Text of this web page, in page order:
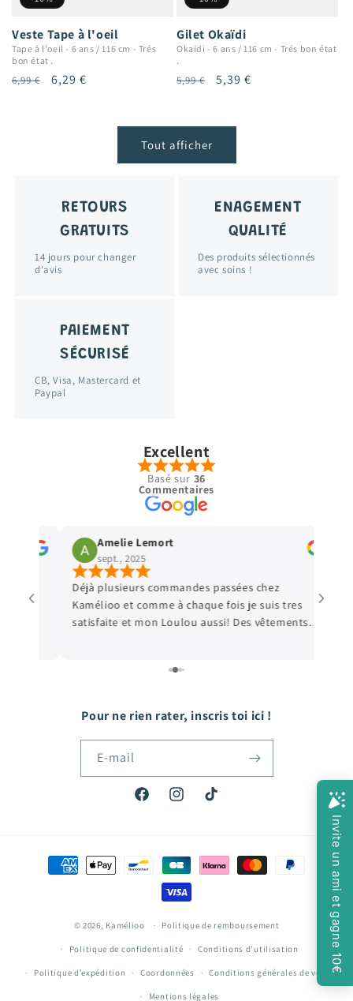
Veste Tape à l'oeil
Tape à l'oeil - 6 ans / 116 cm - Trés
bon état .
Prix
6,99 €
Prix
6,29 €
Gilet Okaïdi
Okaïdi -6 ans / 116 cm - Trés bon état
.
Prix
5,99 €
Prix
5,39 €
Tout afficher
RETOURS
GRATUITS
14 jours pour changer
d'avis
ENAGEMENT
QUALITÉ
Des produits sélectionnés
avec soins !
PAIEMENT
SÉCURISÉ
CB, Visa, Mastercard et
Paypal
Excellent
Basé sur 36
Commentaires
Amelie Lemort
sept., 2025
Déjà plusieurs commandes passées chez
Kamélioo et comme à chaque fois je suis tres
satisfaite et mon Loulou aussi! Des vêtements
vite! Hâte de passer ma prochaine commande!
Pour ne rien rater, inscris toi ici !
E-mail
FacebookInstagramTikTok
Moyens
© 2026, Kamélioo Politique de remboursement
Politique de confidentialité Conditions d’utilisation
Politique d’expédition Coordonnées Conditions générales de vente
Mentions légales